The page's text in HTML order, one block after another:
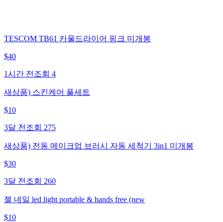
TESCOM TB61 카울드라이어 핑크 미개봉
$40
1시간 전 조회 4
새상품) 스킨케어 풀세트
$10
3달 전 조회 275
새상품) 전동 메이크업 브러시 자동 세척기 3in1 미개봉
$30
3달 전 조회 260
젤 네일 led light portable & hands free (new
$10